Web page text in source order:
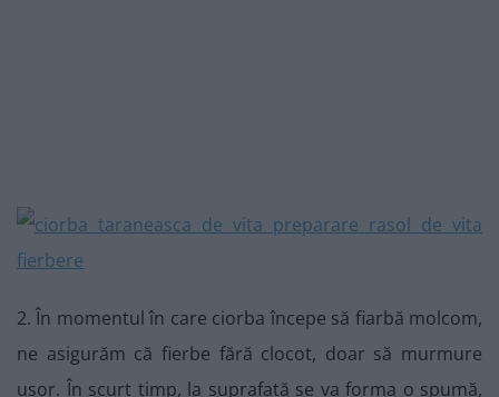
2. În momentul în care ciorba începe să fiarbă molcom,
ne asigurăm că fierbe fără clocot, doar să murmure
ușor. În scurt timp, la suprafață se va forma o spumă,